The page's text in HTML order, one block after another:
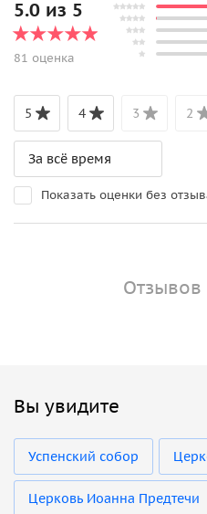
5.0 из 5
81 оценка
5 4 3 2
Показать оценки без
Отзывов
Вы увидите
Успенский собор
Церковь Иоанна Предтечи